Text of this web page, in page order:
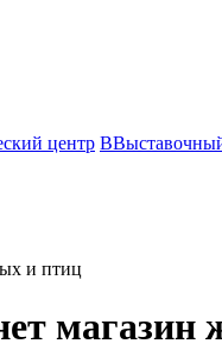
центр В
и птиц
магазин